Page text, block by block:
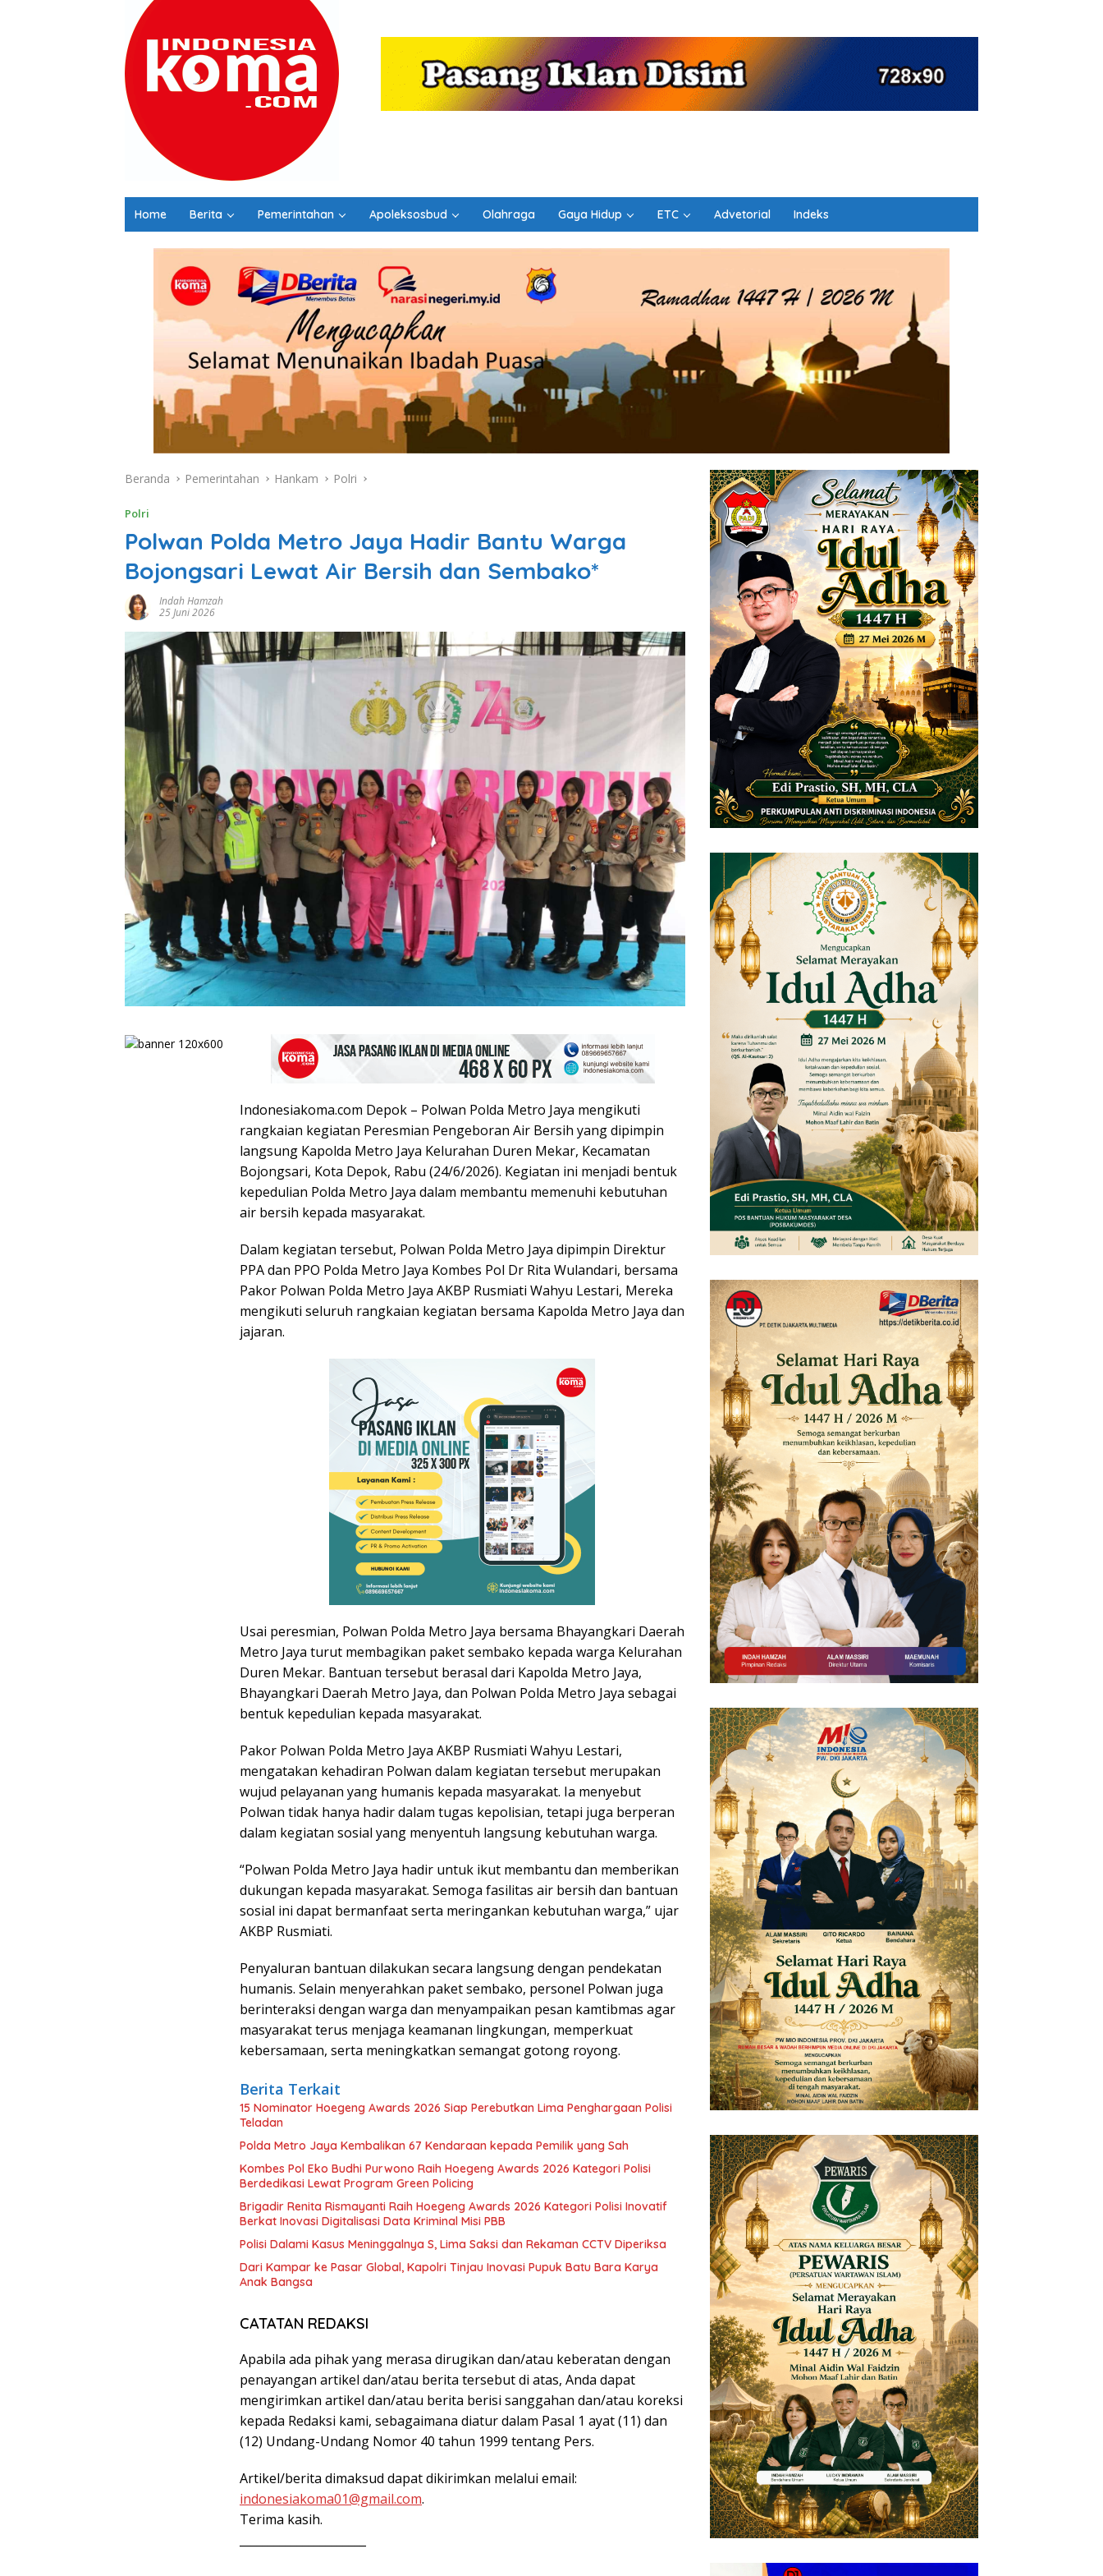
Home Berita Pemerintahan Apoleksosbud Olahraga Gaya Hidup ETC Advetorial Indeks
Beranda Pemerintahan Hankam Polri
Polri
Polwan Polda Metro Jaya Hadir Bantu Warga
Bojongsari Lewat Air Bersih dan Sembako*
Indah Hamzah
25 Juni 2026
Indonesiakoma.com Depok – Polwan Polda Metro Jaya mengikuti
rangkaian kegiatan Peresmian Pengeboran Air Bersih yang dipimpin
langsung Kapolda Metro Jaya Kelurahan Duren Mekar, Kecamatan
Bojongsari, Kota Depok, Rabu (24/6/2026). Kegiatan ini menjadi bentuk
kepedulian Polda Metro Jaya dalam membantu memenuhi kebutuhan
air bersih kepada masyarakat.
Dalam kegiatan tersebut, Polwan Polda Metro Jaya dipimpin Direktur
PPA dan PPO Polda Metro Jaya Kombes Pol Dr Rita Wulandari, bersama
Pakor Polwan Polda Metro Jaya AKBP Rusmiati Wahyu Lestari, Mereka
mengikuti seluruh rangkaian kegiatan bersama Kapolda Metro Jaya dan
jajaran.
Usai peresmian, Polwan Polda Metro Jaya bersama Bhayangkari Daerah
Metro Jaya turut membagikan paket sembako kepada warga Kelurahan
Duren Mekar. Bantuan tersebut berasal dari Kapolda Metro Jaya,
Bhayangkari Daerah Metro Jaya, dan Polwan Polda Metro Jaya sebagai
bentuk kepedulian kepada masyarakat.
Pakor Polwan Polda Metro Jaya AKBP Rusmiati Wahyu Lestari,
mengatakan kehadiran Polwan dalam kegiatan tersebut merupakan
wujud pelayanan yang humanis kepada masyarakat. Ia menyebut
Polwan tidak hanya hadir dalam tugas kepolisian, tetapi juga berperan
dalam kegiatan sosial yang menyentuh langsung kebutuhan warga.
“Polwan Polda Metro Jaya hadir untuk ikut membantu dan memberikan
dukungan kepada masyarakat. Semoga fasilitas air bersih dan bantuan
sosial ini dapat bermanfaat serta meringankan kebutuhan warga,” ujar
AKBP Rusmiati.
Penyaluran bantuan dilakukan secara langsung dengan pendekatan
humanis. Selain menyerahkan paket sembako, personel Polwan juga
berinteraksi dengan warga dan menyampaikan pesan kamtibmas agar
masyarakat terus menjaga keamanan lingkungan, memperkuat
kebersamaan, serta meningkatkan semangat gotong royong.
Berita Terkait
15 Nominator Hoegeng Awards 2026 Siap Perebutkan Lima Penghargaan Polisi
Teladan
Polda Metro Jaya Kembalikan 67 Kendaraan kepada Pemilik yang Sah
Kombes Pol Eko Budhi Purwono Raih Hoegeng Awards 2026 Kategori Polisi
Berdedikasi Lewat Program Green Policing
Brigadir Renita Rismayanti Raih Hoegeng Awards 2026 Kategori Polisi Inovatif
Berkat Inovasi Digitalisasi Data Kriminal Misi PBB
Polisi Dalami Kasus Meninggalnya S, Lima Saksi dan Rekaman CCTV Diperiksa
Dari Kampar ke Pasar Global, Kapolri Tinjau Inovasi Pupuk Batu Bara Karya
Anak Bangsa
CATATAN REDAKSI
Apabila ada pihak yang merasa dirugikan dan/atau keberatan dengan
penayangan artikel dan/atau berita tersebut di atas, Anda dapat
mengirimkan artikel dan/atau berita berisi sanggahan dan/atau koreksi
kepada Redaksi kami, sebagaimana diatur dalam Pasal 1 ayat (11) dan
(12) Undang-Undang Nomor 40 tahun 1999 tentang Pers.
Artikel/berita dimaksud dapat dikirimkan melalui email:
indonesiakoma01@gmail.com.
Terima kasih.